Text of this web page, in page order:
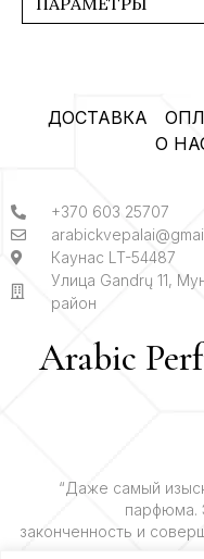
ДОСТАВКА
О
+370 603 25707
Каунас LT-54487
Улица Gandrų 11,
район
Arabic
“Даже самый
парфюма.
законченность и